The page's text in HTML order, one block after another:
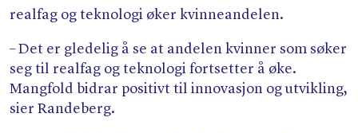
realfag og teknologi øker kvinneandelen.
– Det er gledelig å se at andelen kvinner som søker
seg til realfag og teknologi fortsetter å øke.
Mangfold bidrar positivt til innovasjon og utvikling,
sier Randeberg.